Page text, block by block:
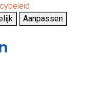
Aanpassen